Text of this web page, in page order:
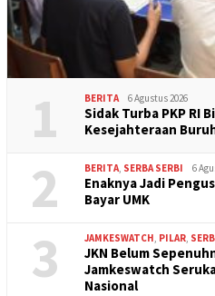
1 BERITA 6 Agustus 2026
Sidak Turba PKP RI
Kesejahteraan
2 BERITA, SERBA SERBI 6
Enaknya Jadi
Bayar UMK
3 JAMKESWATCH, PILAR,
JKN Belum
Jamkeswatch
Nasional